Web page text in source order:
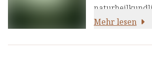
Lactobacillus
bacterium lactis,
und unsere
Mehr lesen